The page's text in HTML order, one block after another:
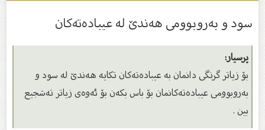
سود و بەروبوومی هەندێ لە عیبادەتەکان
پرسیار:
بۆ زیاتر گرنگی دانمان بە عیبادەتەکان تکایە هەندێ لە سود و
بەروبوومی عیبادەتەکانمان بۆ باس بکەن بۆ ئەوەى زیاتر تەشجیع
بین .